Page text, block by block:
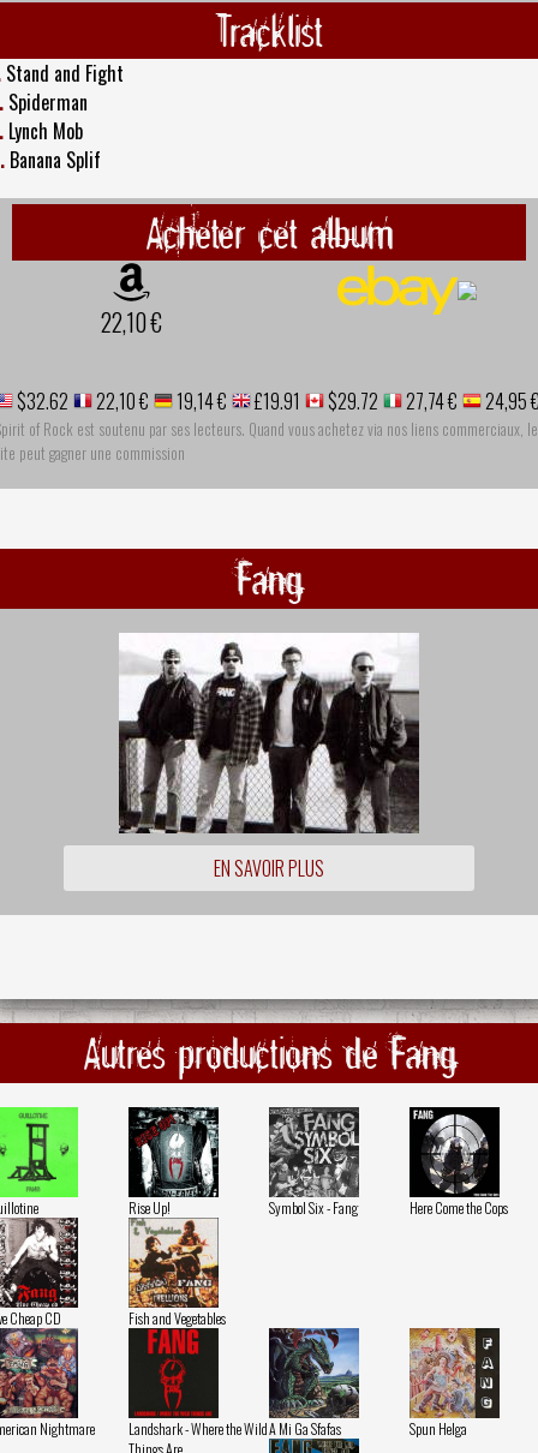
Tracklist
Stand and Fight
Spiderman
Lynch Mob
Banana Splif
Acheter cet album
22,10 €
$32.62 22,10 € 19,14 € £19.91 $29.72 27,74 € 24,95
of Rock est soutenu par ses lecteurs. Quand vous achetez via nos liens commerciaux, le
peut gagner une commission
Fang
EN SAVOIR PLUS
Autres productions de Fang
Rise Up! Symbol Six - Fang Here Come the Cops
Cheap CD Fish and Vegetables
Nightmare
Landshark - Where the Wild
Things Are
A Mi Ga Sfafas Spun Helga